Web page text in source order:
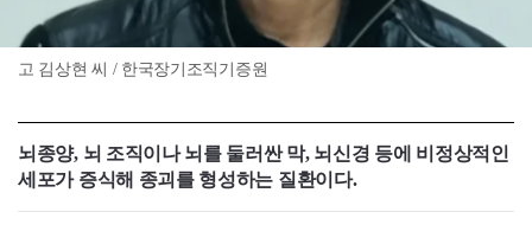
고 김상현 씨 / 한국장기조직기증원
뇌종양, 뇌 조직이나 뇌를 둘러싼 막, 뇌신경 등에 비정상적인
세포가 증식해 종괴를 형성하는 질환이다.